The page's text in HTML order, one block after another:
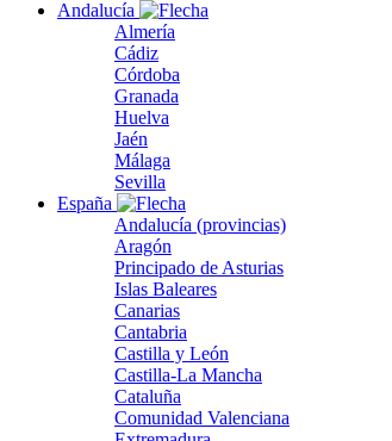
Andalucía
Almería
Cádiz
Córdoba
Granada
Huelva
Jaén
Málaga
Sevilla
España
Andalucía (provincias)
Aragón
Principado de Asturias
Islas Baleares
Canarias
Cantabria
Castilla y León
Castilla-La Mancha
Cataluña
Comunidad Valenciana